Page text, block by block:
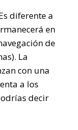
diferente a
en
de
La
con una
a los
decir